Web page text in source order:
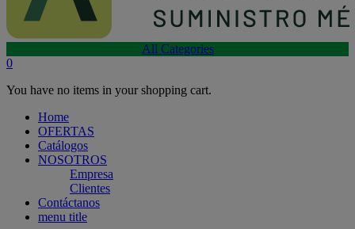
All Categories
0
You have no items in your shopping cart.
Home
OFERTAS
Catálogos
NOSOTROS
Empresa
Clientes
Contáctanos
menu title